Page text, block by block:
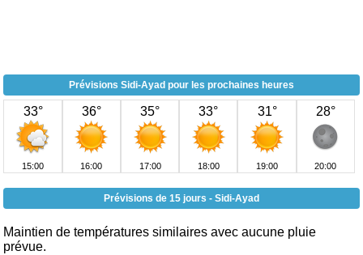
Prévisions Sidi-Ayad pour les prochaines heures
33°
15:00
36°
16:00
35°
17:00
33°
18:00
31°
19:00
28°
20:00
Prévisions de 15 jours - Sidi-Ayad
Maintien de températures similaires avec aucune pluie
prévue.